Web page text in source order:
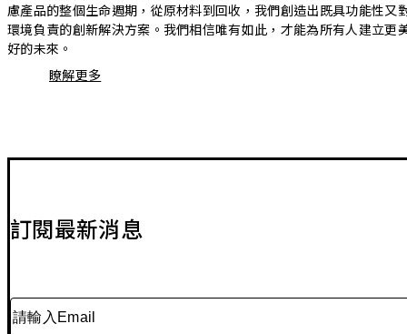
慮產品的整個生命週期，從原材料到回收，我們創造出既具功能性又
環境負責的創新解決方案。我們相信唯有如此，才能為所有人建立更
好的未來。
瞭解更多
訂閱最新消息
請輸入Email